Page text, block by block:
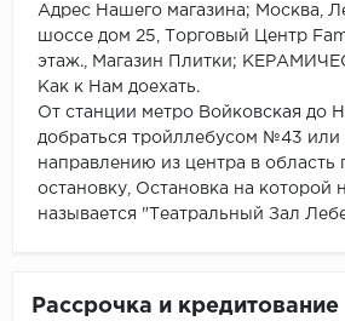
Адрес Нашего магазина; Москва,
шоссе дом 25, Торговый Центр
этаж., Магазин Плитки;
Как к Нам доехать.
От станции метро Войковская до
добраться тройллебусом №43
направлению из центра в область
остановку, Остановка на которой
называется "Театральный Зал
Рассрочка и кредитование